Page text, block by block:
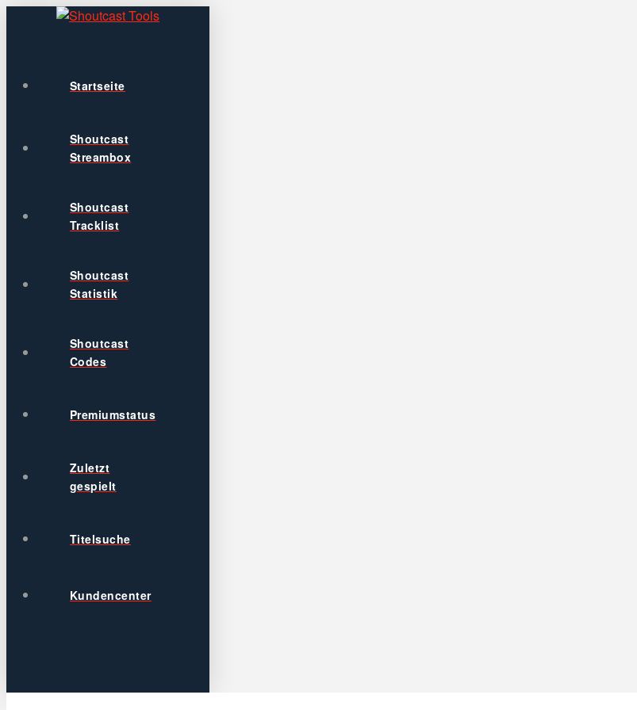
Startseite
Shoutcast
Streambox
Shoutcast
Tracklist
Shoutcast
Statistik
Shoutcast
Codes
Premiumstatus
Zuletzt
gespielt
Titelsuche
Kundencenter